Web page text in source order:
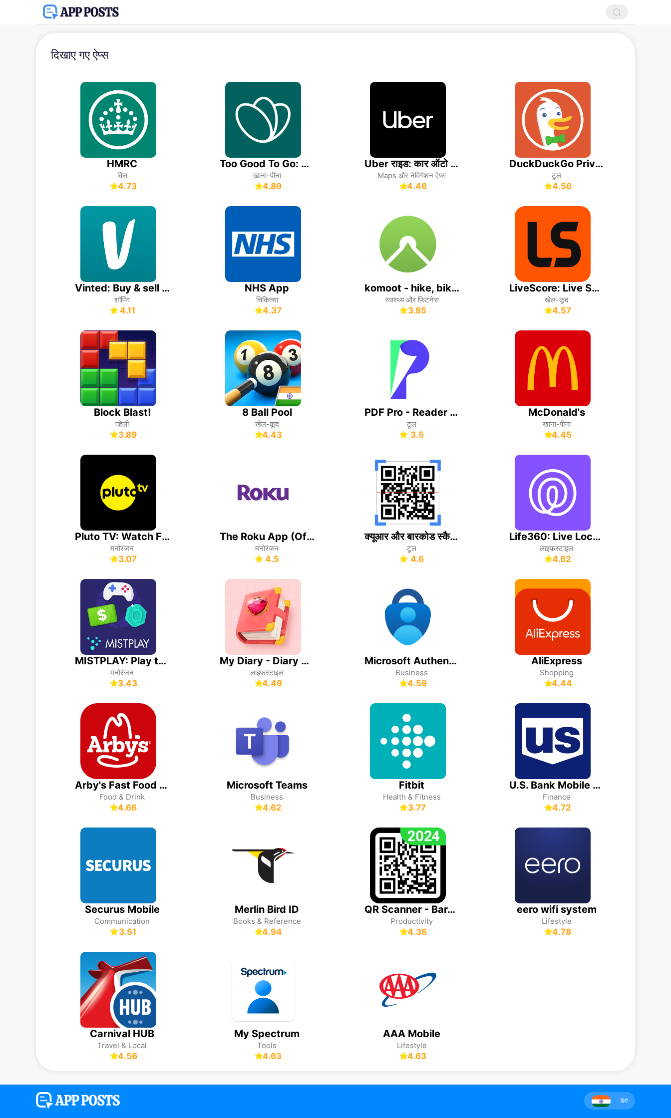
दिखाए गए ऐप्स
HMRC
वित्त
4.73
Too Good To Go: End Food Waste
खाना-पीना
4.89
Uber राइड: कार ऑटो और मोटो
Maps और नेविगेशन ऐप्स
4.46
DuckDuckGo Private Browser
टूल
4.56
Vinted: Buy & sell second hand
शॉपिंग
4.11
NHS App
चिकित्सा
4.37
komoot - hike, bike & run
स्वास्थ्य और फ़िटनेस
3.85
LiveScore: Live Sports Scores
खेल-कूद
4.57
Block Blast!
पहेली
3.89
8 Ball Pool
खेल-कूद
4.43
PDF Pro - Reader & Maker
टूल
3.5
McDonald's
खाना-पीना
4.45
Pluto TV: Watch Free Movies/TV
मनोरंजन
3.07
The Roku App (Official)
मनोरंजन
4.5
क्यूआर और बारकोड स्कैनर
टूल
4.6
Life360: Live Location Sharing
लाइफ़स्टाइल
4.62
MISTPLAY: Play to Earn Money
मनोरंजन
3.43
My Diary - Diary With Lock
लाइफ़स्टाइल
4.49
Microsoft Authenticator
Business
4.59
AliExpress
Shopping
4.44
Arby's Fast Food Sandwiches
Food & Drink
4.66
Microsoft Teams
Business
4.62
Fitbit
Health & Fitness
3.77
U.S. Bank Mobile Banking
Finance
4.72
Securus Mobile
Communication
3.51
Merlin Bird ID
Books & Reference
4.94
QR Scanner - Barcode Scanner
Productivity
4.36
eero wifi system
Lifestyle
4.78
Carnival HUB
Travel & Local
4.56
My Spectrum
Tools
4.63
AAA Mobile
Lifestyle
4.63
हिंदी